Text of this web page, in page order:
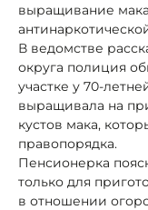
выращивание
В ведомстве
округа полиция
участке у 70-
выращивала на
кустов мака,
правопорядка.
Пенсионерка
только для
в отношении